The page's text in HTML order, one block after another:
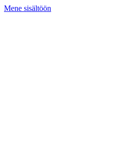
Mene sisältöön